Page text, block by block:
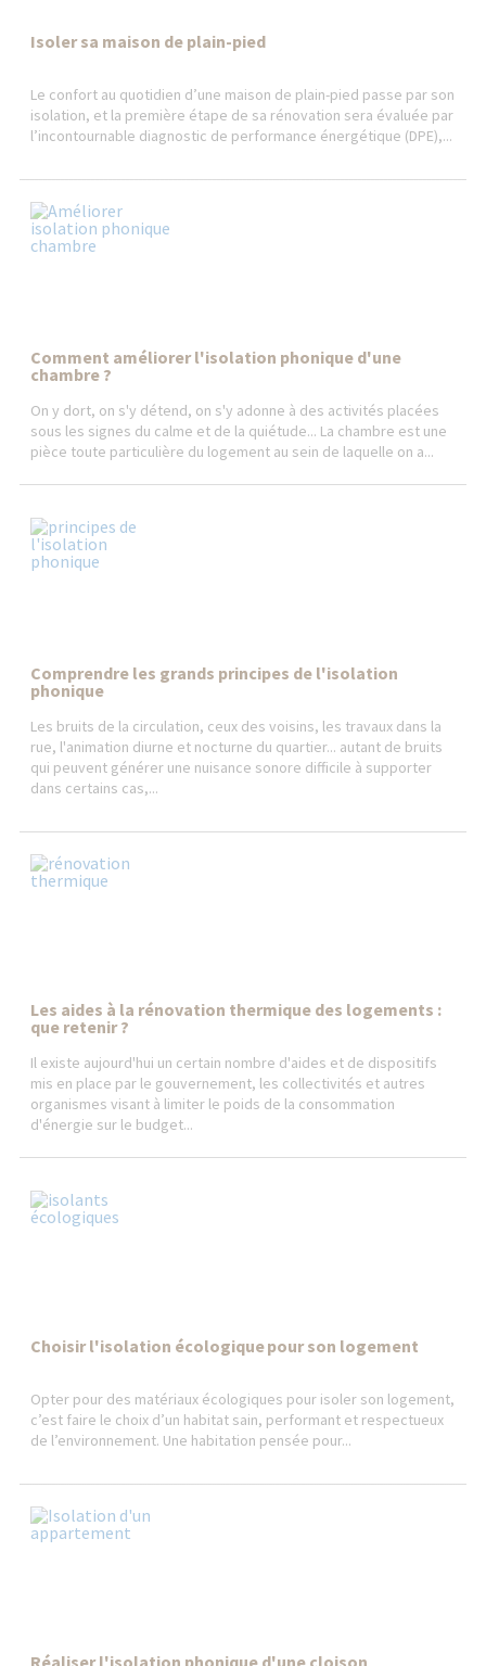
Isoler sa maison de plain-pied
Le confort au quotidien d’une maison de plain-pied passe par son
isolation, et la première étape de sa rénovation sera évaluée par
l’incontournable diagnostic de performance énergétique (DPE),...
Comment améliorer l'isolation phonique d'une
chambre ?
On y dort, on s'y détend, on s'y adonne à des activités placées
sous les signes du calme et de la quiétude... La chambre est une
pièce toute particulière du logement au sein de laquelle on a...
Comprendre les grands principes de l'isolation
phonique
Les bruits de la circulation, ceux des voisins, les travaux dans la
rue, l'animation diurne et nocturne du quartier... autant de bruits
qui peuvent générer une nuisance sonore difficile à supporter
dans certains cas,...
Les aides à la rénovation thermique des logements :
que retenir ?
Il existe aujourd'hui un certain nombre d'aides et de dispositifs
mis en place par le gouvernement, les collectivités et autres
organismes visant à limiter le poids de la consommation
d'énergie sur le budget...
Choisir l'isolation écologique pour son logement
Opter pour des matériaux écologiques pour isoler son logement,
c’est faire le choix d’un habitat sain, performant et respectueux
de l’environnement. Une habitation pensée pour...
Réaliser l'isolation phonique d'une cloison